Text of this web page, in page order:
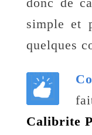
simple et
quelques
Calibrite